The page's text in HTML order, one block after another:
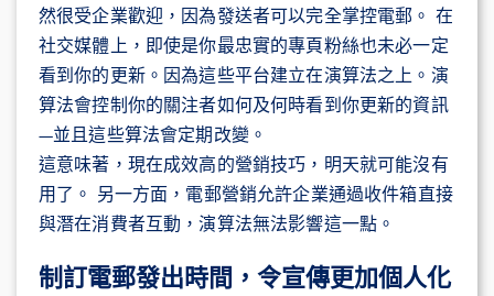
然很受企業歡迎，因為發送者可以完全掌控電郵。 在
社交媒體上，即使是你最忠實的專頁粉絲也未必一定
看到你的更新。因為這些平台建立在演算法之上。演
算法會控制你的關注者如何及何時看到你更新的資訊
—並且這些算法會定期改變。
這意味著，現在成效高的營銷技巧，明天就可能沒有
用了。 另一方面，電郵營銷允許企業通過收件箱直接
與潛在消費者互動，演算法無法影響這一點。
制訂電郵發出時間，令宣傳更加個人化